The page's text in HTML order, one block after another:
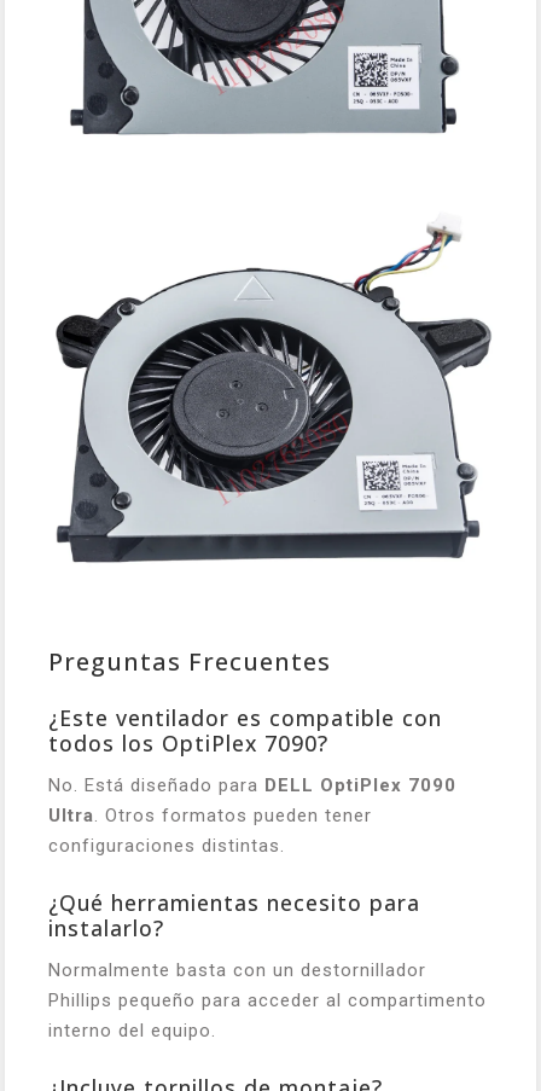
Preguntas Frecuentes
¿Este ventilador es compatible con
todos los OptiPlex 7090?
No. Está diseñado para DELL OptiPlex 7090
Ultra. Otros formatos pueden tener
configuraciones distintas.
¿Qué herramientas necesito para
instalarlo?
Normalmente basta con un destornillador
Phillips pequeño para acceder al compartimento
interno del equipo.